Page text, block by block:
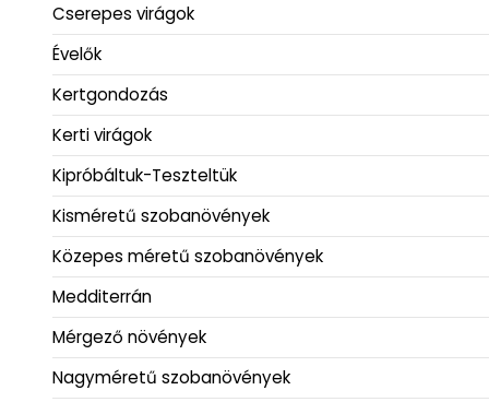
Cserepes virágok
Évelők
Kertgondozás
Kerti virágok
Kipróbáltuk-Teszteltük
Kisméretű szobanövények
Közepes méretű szobanövények
Medditerrán
Mérgező növények
Nagyméretű szobanövények